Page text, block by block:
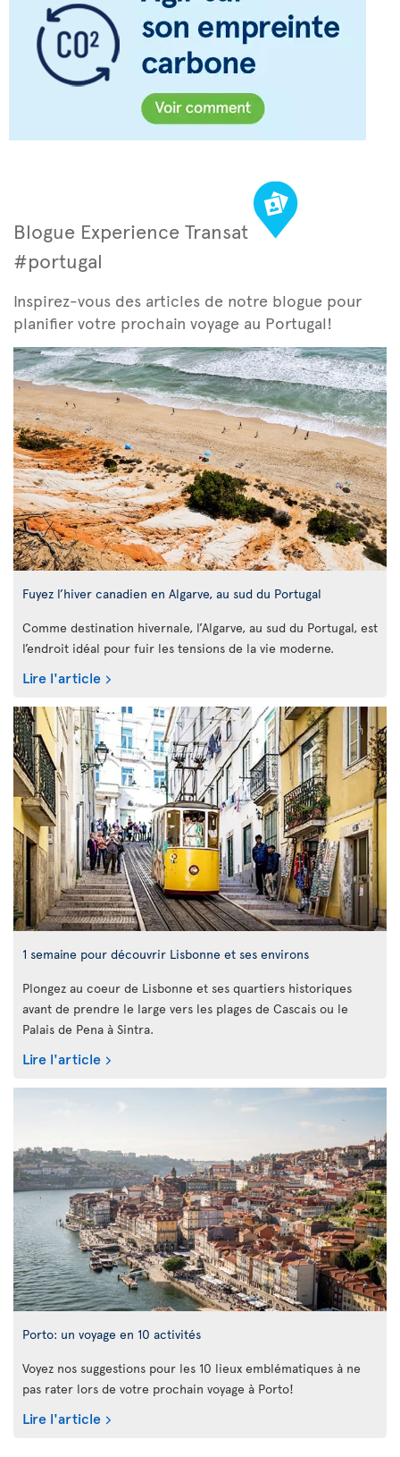
Blogue Experience Transat
#portugal
Inspirez-vous des articles de notre blogue pour
planifier votre prochain voyage au Portugal!
Fuyez l’hiver canadien en Algarve, au sud du Portugal
Comme destination hivernale, l’Algarve, au sud du Portugal, est
l’endroit idéal pour fuir les tensions de la vie moderne.
Lire l'article
1 semaine pour découvrir Lisbonne et ses environs
Plongez au coeur de Lisbonne et ses quartiers historiques
avant de prendre le large vers les plages de Cascais ou le
Palais de Pena à Sintra.
Lire l'article
Porto: un voyage en 10 activités
Voyez nos suggestions pour les 10 lieux emblématiques à ne
pas rater lors de votre prochain voyage à Porto!
Lire l'article